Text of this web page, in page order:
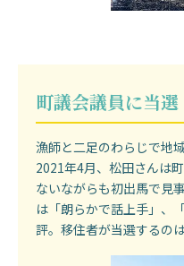
町議会議員に当選
漁師と二足のわらじで地
2021年4月、松田さんは
ないながらも初出馬で見
は「朗らかで話上手」、
評。移住者が当選するの